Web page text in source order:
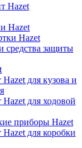
Hazet
Hazet
Hazet
средства защиты
для кузова и
для ходовой
приборы Hazet
для коробки